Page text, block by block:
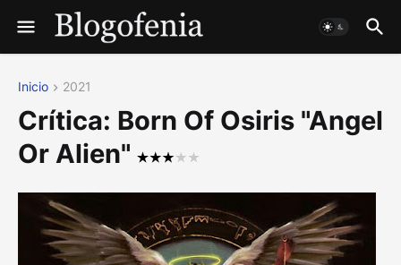
Inicio 2021
Crítica: Born Of Osiris "Angel
Or Alien"